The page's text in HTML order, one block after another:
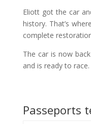
Eliott got the car
history. That’s
complete
The car is now
and is ready to race.
Passeports